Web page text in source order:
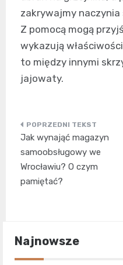
zakrywajmy
Z pomocą mogą
wykazują
to między innymi
jajowaty.
Nawigacja
wpisu
Jak wynająć magazyn
samoobsługowy we
Wrocławiu? O czym
pamiętać?
Najnowsze